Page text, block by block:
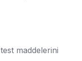
maddelerini